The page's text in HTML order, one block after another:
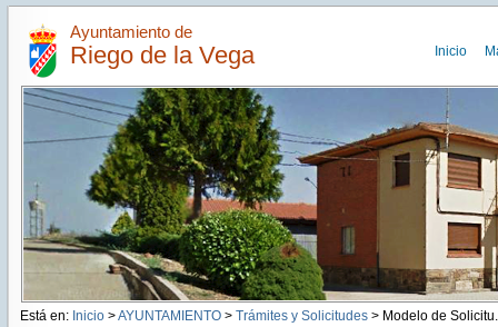
Ayuntamiento de
Riego de la Vega Inicio
Está en: Inicio >AYUNTAMIENTO> Trámites y Solicitudes> Modelo de